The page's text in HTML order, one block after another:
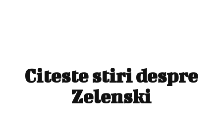
Citeste stiri despre
Zelenski